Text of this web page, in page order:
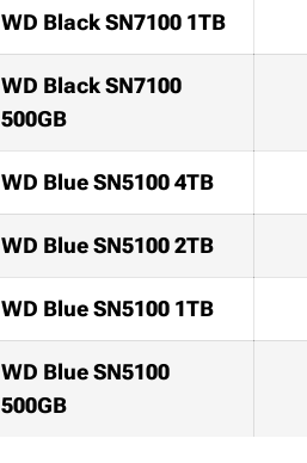
WD Black SN7100 1TB
WD Black SN7100
500GB
WD Blue SN5100 4TB
WD Blue SN5100 2TB
WD Blue SN5100 1TB
WD Blue SN5100
500GB